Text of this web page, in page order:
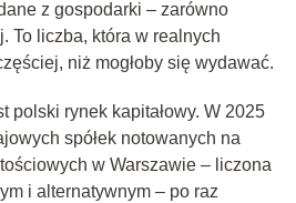
z gospodarki – zarówno
To liczba, która w realnych
niż mogłoby się wydawać.
polski rynek kapitałowy. W 2025
spółek notowanych na
w Warszawie – liczona
i alternatywnym – po raz